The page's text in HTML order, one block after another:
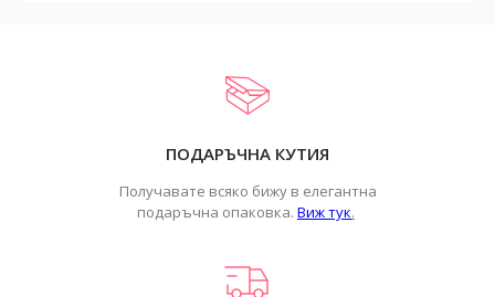
ПОДАРЪЧНА КУТИЯ
Получавате всяко бижу в елегантна
подаръчна опаковка. Виж тук.